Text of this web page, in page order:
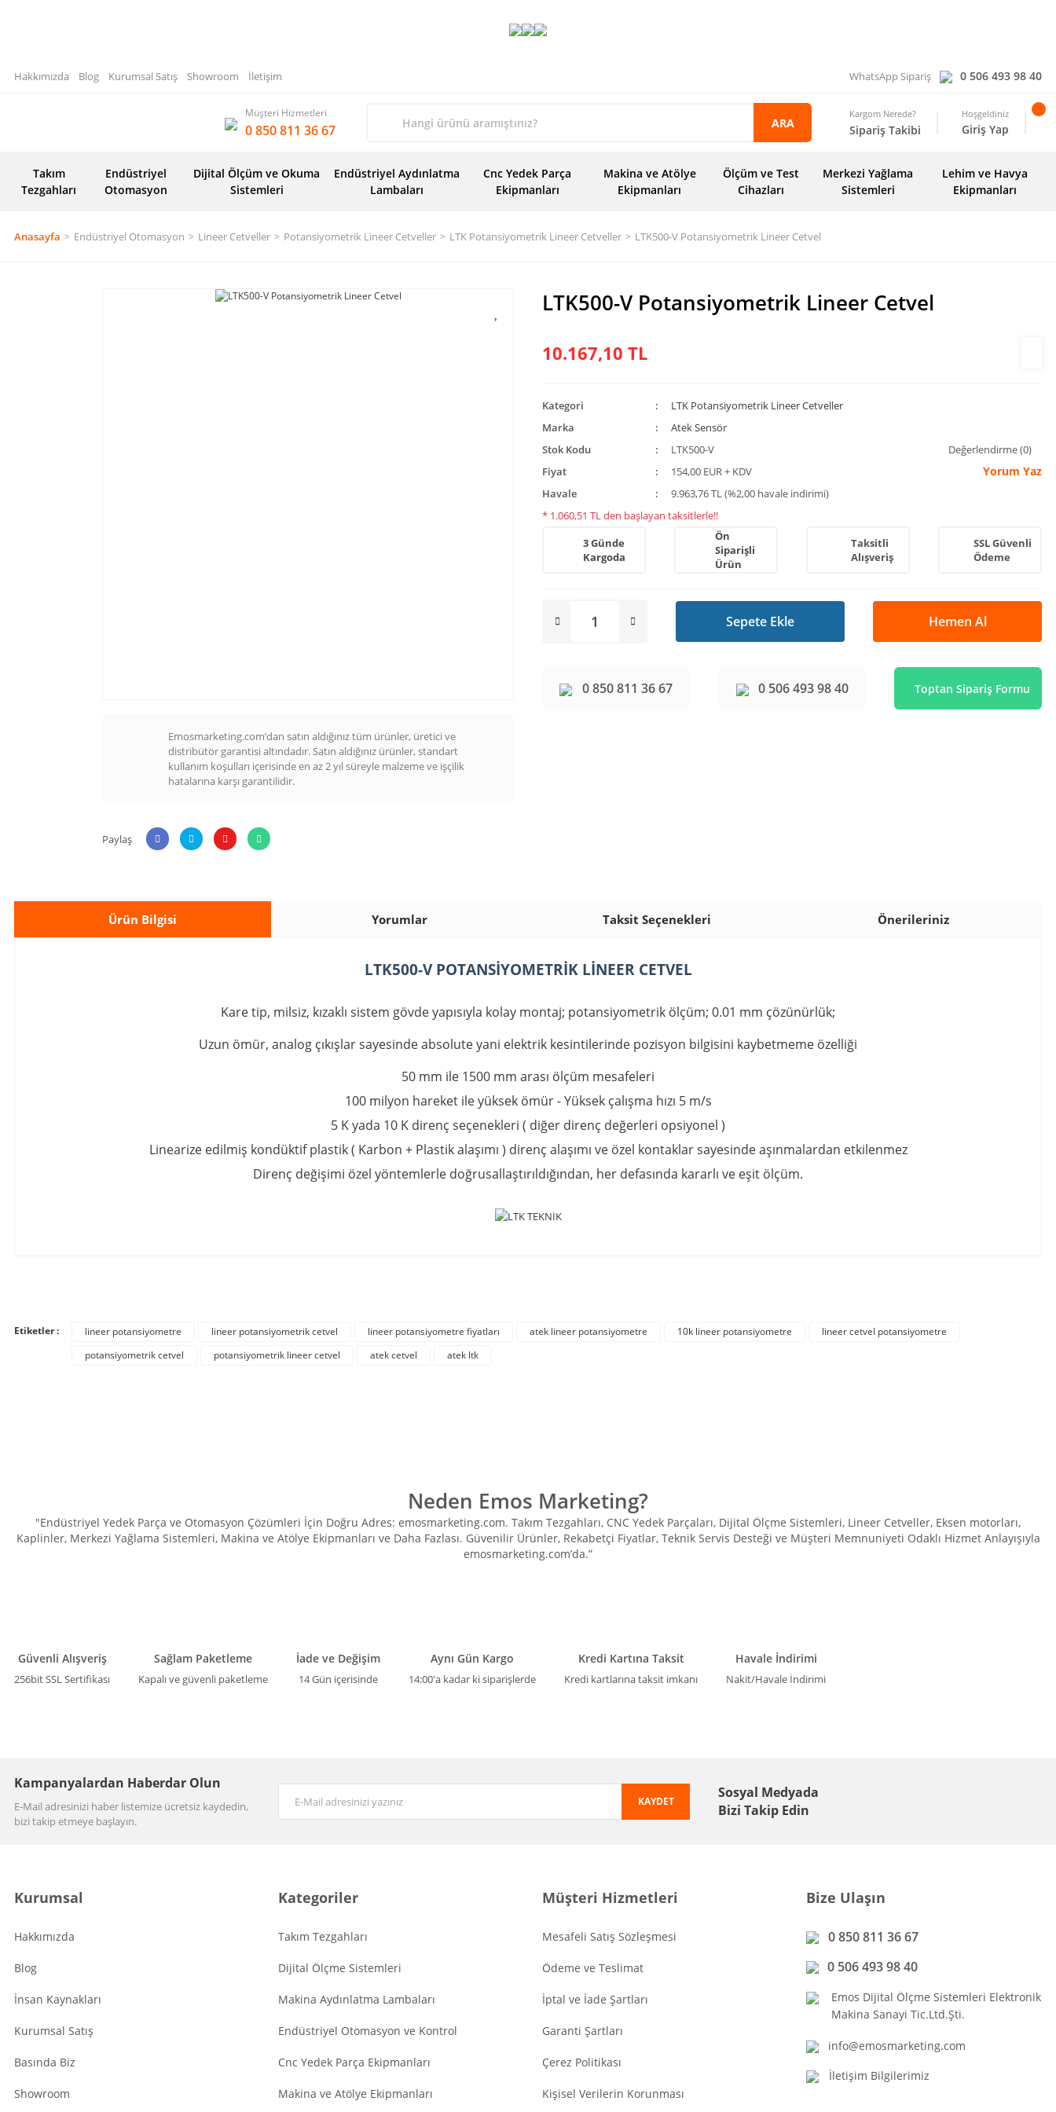
Hakkımızda Blog Kurumsal Satış Showroom İletişim WhatsApp Sipariş 0 506 493 98 40
Müşteri Hizmetleri
0 850 811 36 67 ARA
Kargom Nerede?
Sipariş Takibi
Hoşgeldiniz
Giriş Yap
Takım
Tezgahları
Endüstriyel
Otomasyon
Dijital Ölçüm ve Okuma
Sistemleri
Endüstriyel Aydınlatma
Lambaları
Cnc Yedek Parça
Ekipmanları
Makina ve Atölye
Ekipmanları
Ölçüm ve Test
Cihazları
Merkezi Yağlama
Sistemleri
Lehim ve Havya
Ekipmanları
Anasayfa Endüstriyel Otomasyon Lineer Cetveller Potansiyometrik Lineer Cetveller LTK Potansiyometrik Lineer Cetveller LTK500-V Potansiyometrik Lineer Cetvel
Emosmarketing.com’dan satın aldığınız tüm ürünler, üretici ve
distribütör garantisi altındadır. Satın aldığınız ürünler, standart
kullanım koşulları içerisinde en az 2 yıl süreyle malzeme ve işçilik
hatalarına karşı garantilidir.
Paylaş
LTK500-V Potansiyometrik Lineer Cetvel
10.167,10 TL
Kategori
LTK Potansiyometrik Lineer Cetveller
Marka
Atek Sensör
Stok Kodu
LTK500-V
Fiyat
154,00 EUR + KDV
Havale
9.963,76 TL (%2,00 havale indirimi)
* 1.060,51 TL den başlayan taksitlerle!!
Değerlendirme (0)
Yorum Yaz
3 Günde
Kargoda
Ön
Siparişli
Ürün
Taksitli
Alışveriş
SSL Güvenli
Ödeme
Sepete Ekle Hemen Al
0 850 811 36 67 0 506 493 98 40 Toptan Sipariş Formu
Ürün Bilgisi Yorumlar Taksit Seçenekleri Önerileriniz
LTK500-V POTANSİYOMETRİK LİNEER CETVEL
Kare tip, milsiz, kızaklı sistem gövde yapısıyla kolay montaj; potansiyometrik ölçüm; 0.01 mm çözünürlük;
Uzun ömür, analog çıkışlar sayesinde absolute yani elektrik kesintilerinde pozisyon bilgisini kaybetmeme özelliği
50 mm ile 1500 mm arası ölçüm mesafeleri
100 milyon hareket ile yüksek ömür -Yüksek çalışma hızı 5 m/s
5 K yada 10 K direnç seçenekleri ( diğer direnç değerleri opsiyonel )
Linearize edilmiş kondüktif plastik ( Karbon + Plastik alaşımı ) direnç alaşımı ve özel kontaklar sayesinde aşınmalardan etkilenmez
Direnç değişimi özel yöntemlerle doğrusallaştırıldığından, her defasında kararlı ve eşit ölçüm.
Gönder
Etiketler : lineer potansiyometre lineer potansiyometrik cetvel lineer potansiyometre fiyatları atek lineer potansiyometre 10k lineer potansiyometre
lineer cetvel potansiyometre
potansiyometrik cetvel
potansiyometrik lineer cetvel atek cetvel atek ltk
Neden Emos Marketing?
"Endüstriyel Yedek Parça ve Otomasyon Çözümleri İçin Doğru Adres: emosmarketing.com. Takım Tezgahları, CNC Yedek Parçaları, Dijital Ölçme Sistemleri, Lineer Cetveller, Eksen motorları,
Kaplinler, Merkezi Yağlama Sistemleri, Makina ve Atölye Ekipmanları ve Daha Fazlası. Güvenilir Ürünler, Rekabetçi Fiyatlar, Teknik Servis Desteği ve Müşteri Memnuniyeti Odaklı Hizmet Anlayışıyla
emosmarketing.com’da.”
Güvenli Alışveriş
256bit SSL Sertifikası
Sağlam Paketleme
Kapalı ve güvenli paketleme
İade ve Değişim
14 Gün içerisinde
Aynı Gün Kargo
14:00'a kadar ki siparişlerde
Kredi Kartına Taksit
Kredi kartlarına taksit imkanı
Havale İndirimi
Nakit/Havale İndirimi
Kampanyalardan Haberdar Olun
E-Mail adresinizi haber listemize ücretsiz kaydedin,
bizi takip etmeye başlayın.
KAYDET
Sosyal Medyada
Bizi Takip Edin
Kurumsal
Hakkımızda
Blog
İnsan Kaynakları
Kurumsal Satış
Basında Biz
Showroom
Kategoriler
Takım Tezgahları
Dijital Ölçme Sistemleri
Makina Aydınlatma Lambaları
Endüstriyel Otomasyon ve Kontrol
Cnc Yedek Parça Ekipmanları
Makina ve Atölye Ekipmanları
Müşteri Hizmetleri
Mesafeli Satış Sözleşmesi
Ödeme ve Teslimat
İptal ve İade Şartları
Garanti Şartları
Çerez Politikası
Kişisel Verilerin Korunması
Bize Ulaşın
0 850 811 36 67
0 506 493 98 40
Emos Dijital Ölçme Sistemleri Elektronik
Makina Sanayi Tic.Ltd.Şti.
info@emosmarketing.com
İletişim Bilgilerimiz